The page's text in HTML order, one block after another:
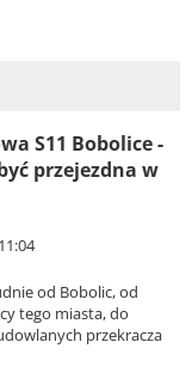
S11 Bobolice -
przejezdna w
od Bobolic, od
tego miasta, do
przekracza